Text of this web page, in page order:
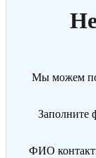
Мы можем
Заполните
ФИО